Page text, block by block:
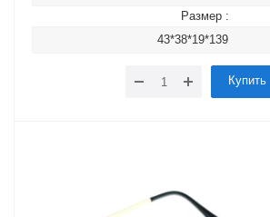
Размер :
43*38*19*139
Купить